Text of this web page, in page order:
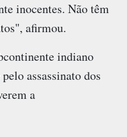
inocentes. Não têm
afirmou.
indiano
assassinato dos
a